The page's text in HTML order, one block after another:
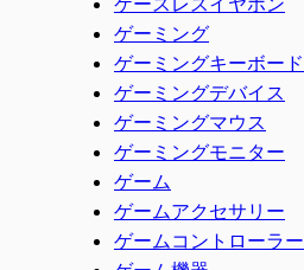
ゲーミング
ゲーミングキーボード
ゲーミングデバイス
ゲーミングマウス
ゲーミングモニター
ゲーム
ゲームアクセサリー
ゲームコントローラー